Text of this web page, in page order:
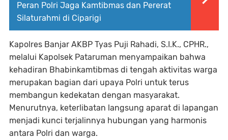
Peran Polri Jaga Kamtibmas dan Pererat
Silaturahmi di Ciparigi
Kapolres Banjar AKBP Tyas Puji Rahadi, S.I.K., CPHR.,
melalui Kapolsek Pataruman menyampaikan bahwa
kehadiran Bhabinkamtibmas di tengah aktivitas warga
merupakan bagian dari upaya Polri untuk terus
membangun kedekatan dengan masyarakat.
Menurutnya, keterlibatan langsung aparat di lapangan
menjadi kunci terjalinnya hubungan yang harmonis
antara Polri dan warga.